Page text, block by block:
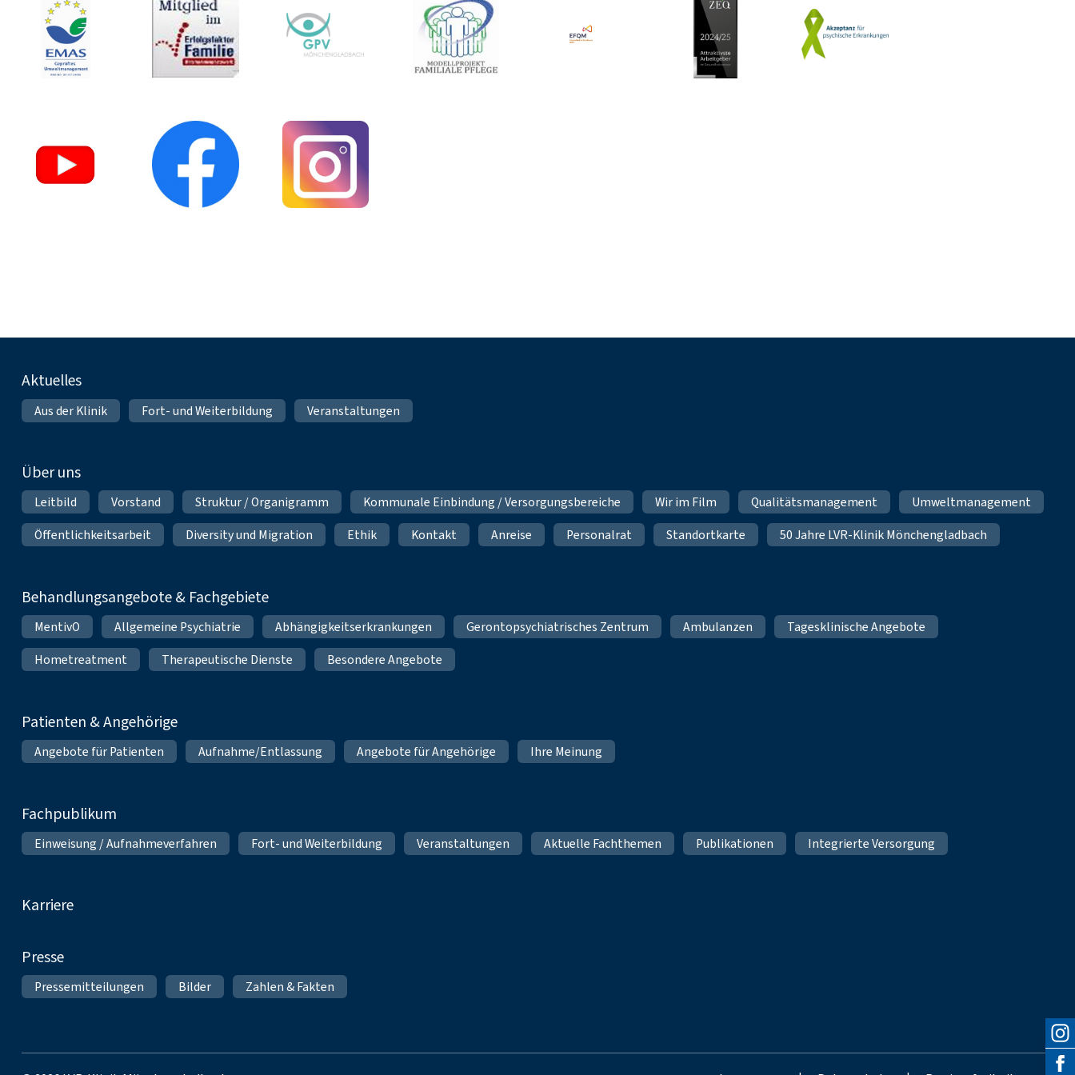
Fußnavigation
Aktuelles
Aus der Klinik Fort- und Weiterbildung Veranstaltungen
Über uns
Leitbild Vorstand Struktur / Organigramm Kommunale Einbindung / Versorgungsbereiche Wir im Film Qualitätsmanagement
Umweltmanagement
Öffentlichkeitsarbeit
Diversity und Migration Ethik Kontakt Anreise Personalrat Standortkarte 50 Jahre LVR-Klinik Mönchengladbach
Behandlungsangebote & Fachgebiete
MentivO Allgemeine Psychiatrie Abhängigkeitserkrankungen Gerontopsychiatrisches Zentrum Ambulanzen
Tagesklinische Angebote
Hometreatment
Therapeutische Dienste Besondere Angebote
Patienten & Angehörige
Angebote für Patienten Aufnahme/Entlassung Angebote für Angehörige Ihre Meinung
Fachpublikum
Einweisung / Aufnahmeverfahren Fort- und Weiterbildung Veranstaltungen Aktuelle Fachthemen Publikationen Integrierte Versorgung
Karriere
Presse
Pressemitteilungen Bilder Zahlen & Fakten